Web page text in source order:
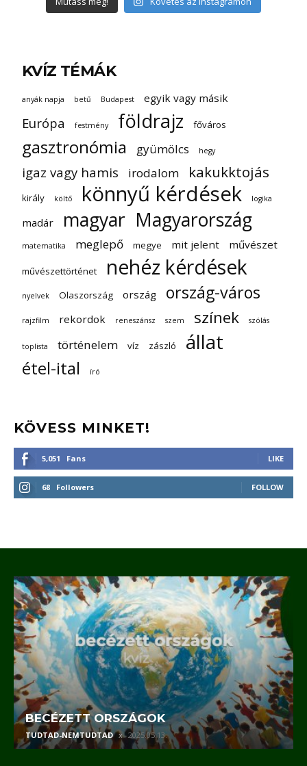
KVÍZ TÉMÁK
anyák napja betű Budapest egyik vagy másik
Európa festmény földrajz főváros
gasztronómia gyümölcs hegy
igaz vagy hamis irodalom kakukktojás
király költő könnyű kérdések logika
madár magyar Magyarország
matematika meglepő megye mit jelent művészet
művészettörténet nehéz kérdések
nyelvek Olaszország ország ország-város
rajzfilm rekordok reneszánsz szem színek szólás
toplista történelem víz zászló állat
étel-ital író
KÖVESS MINKET!
5,051 Fans LIKE
68 Followers FOLLOW
BECÉZETT ORSZÁGOK
TUDTAD-NEMTUDTAD 2025.05.13.